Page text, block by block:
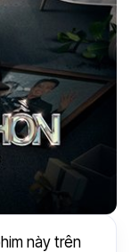
này trên